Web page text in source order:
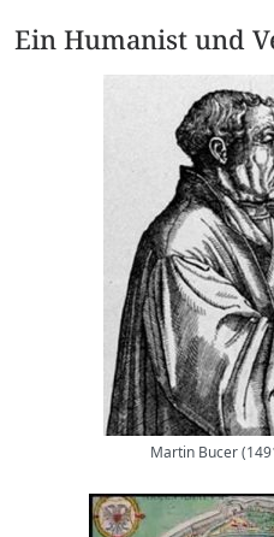
Ein Humanist und
Martin Bucer